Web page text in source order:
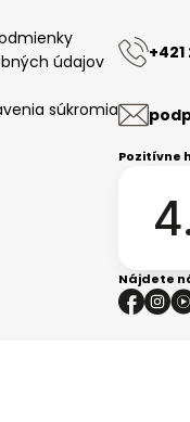
údajov
súkromia
+421
Pozitívne
Nájdete